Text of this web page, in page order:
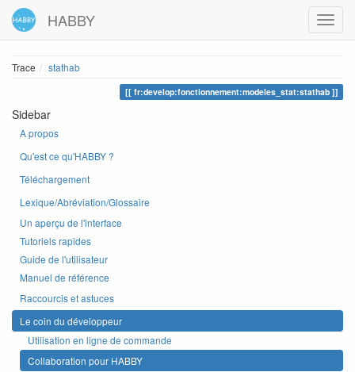
HABBY
Trace stathab
fr:develop:fonctionnement:modeles_stat:stathab
Sidebar
A propos
Qu'est ce qu'HABBY ?
Téléchargement
Lexique/Abréviation/Glossaire
Un aperçu de l'interface
Tutoriels rapides
Guide de l'utilisateur
Manuel de référence
Raccourcis et astuces
Le coin du développeur
Utilisation en ligne de commande
Collaboration pour HABBY